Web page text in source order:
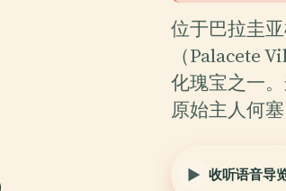
位于巴拉圭
（Palacete
化瑰宝之一
原始主人何
收听语音导